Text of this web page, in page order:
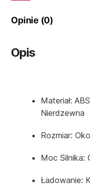
Opinie (0)
Opis
Materiał:
Nierdzewna
Rozmiar:
Moc Silnika:
Ładowanie: